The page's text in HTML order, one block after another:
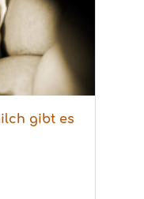
gibt es